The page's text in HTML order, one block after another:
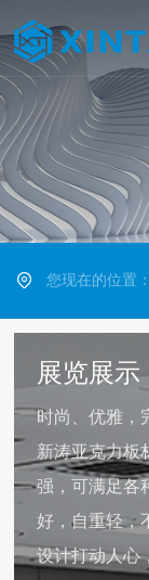
您现在的位置
展览展示
时尚、优雅，
新涛亚克力板
强，可满足各
好，自重轻，
设计打动人心